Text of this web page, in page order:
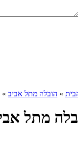
» הובלה מתל אביב »
מתל